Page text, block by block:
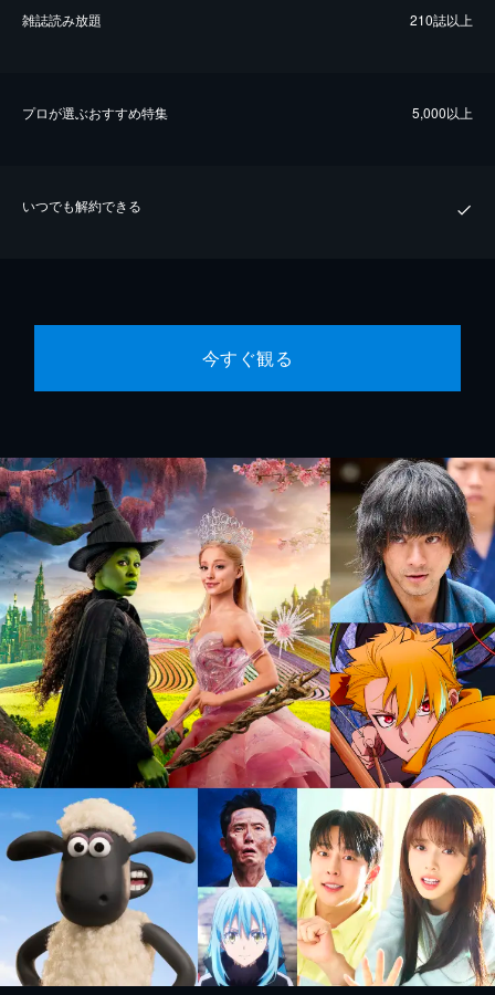
雑誌読み放題 210誌以上
プロが選ぶおすすめ特集 5,000以上
いつでも解約できる
今すぐ観る